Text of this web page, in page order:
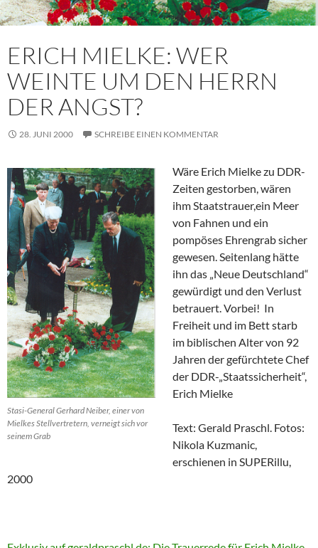
ERICH MIELKE: WER
WEINTE UM DEN HERRN
DER ANGST?
28. JUNI 2000 SCHREIBE EINEN KOMMENTAR
Stasi-General Gerhard Neiber, einer von
Mielkes Stellvertretern, verneigt sich vor
seinem Grab
Wäre Erich Mielke zu DDR-
Zeiten gestorben, wären
ihm Staatstrauer,ein Meer
von Fahnen und ein
pompöses Ehrengrab sicher
gewesen. Seitenlang hätte
ihn das „Neue Deutschland“
gewürdigt und den Verlust
betrauert. Vorbei! In
Freiheit und im Bett starb
im biblischen Alter von 92
Jahren der gefürchtete Chef
der DDR-„Staatssicherheit“,
Erich Mielke
Text: Gerald Praschl. Fotos:
Nikola Kuzmanic,
erschienen in SUPERillu,
2000